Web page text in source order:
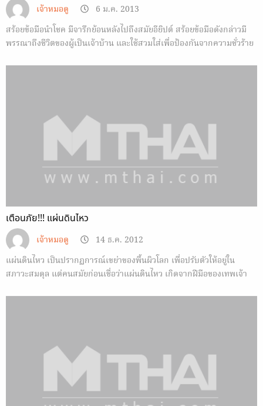
เจ้าหมอดู
6 ม.ค. 2013
สร้อยข้อมือนำโชค มีจารึกย้อนหลังไปถึงสมัยอียิปต์ สร้อยข้อมือดังกล่าวมี
พรรณาถึงชีวิตของผู้เป็นเจ้าบ้าน และใช้สวมใส่เพื่อป้องกันจากความชั่วร้าย
เตือนภัย!!! แผ่นดินไหว
เจ้าหมอดู
14 ธ.ค. 2012
แผ่นดินไหว เป็นปรากฏการณ์เขย่าของพื้นผิวโลก เพื่อปรับตัวให้อยู่ใน
สภาวะสมดุล แต่คนสมัยก่อนเชื่อว่าแผ่นดินไหว เกิดจากฝีมือของเทพเจ้า